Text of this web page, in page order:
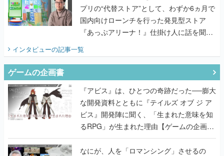
プリの“代替ストア”として、わずか6ヵ月で
国内向けローンチを行った発見型ストア
『あっぷアリーナ！』仕掛け人に話を聞い
インタビューの記事一覧
ゲームの企画書
『アビス』は、ひとつの奇跡だった──膨大
な開発資料とともに『テイルズ オブ ジ ア
ビス』開発陣に聞く、「生まれた意味を知
るRPG」が生まれた理由【ゲームの企画
書】
なにが、人を「ロマンシング」させるの